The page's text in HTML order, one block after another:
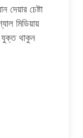
চেষ্টা
মিডিয়ায়
যুক্ত থাকুন